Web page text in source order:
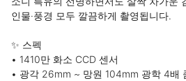
인물·풍경 모두 깔끔하게 촬영됩니다.
✨ 스펙
• 1410만 화소 CCD 센서
• 광각 26mm ~ 망원 104mm 광학 4배